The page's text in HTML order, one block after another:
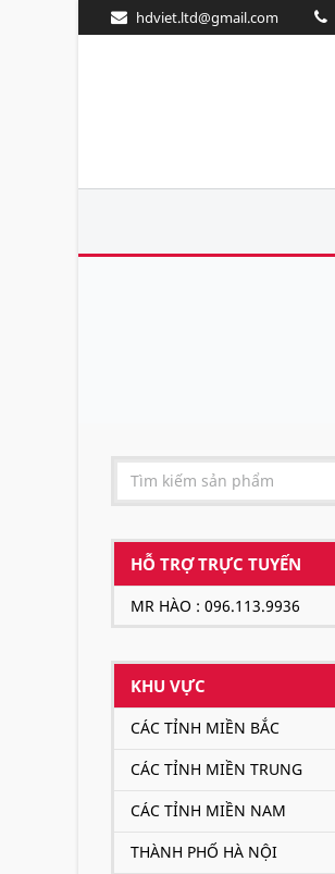
hdviet.ltd@gmail.com
HỖ TRỢ TRỰC TUYẾN
MR HÀO : 096.113.9936
KHU VỰC
CÁC TỈNH MIỀN BẮC
CÁC TỈNH MIỀN TRUNG
CÁC TỈNH MIỀN NAM
THÀNH PHỐ HÀ NỘI